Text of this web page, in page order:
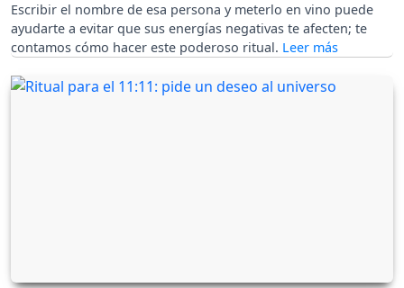
Escribir el nombre de esa persona y meterlo en vino puede
ayudarte a evitar que sus energías negativas te afecten; te
contamos cómo hacer este poderoso ritual.